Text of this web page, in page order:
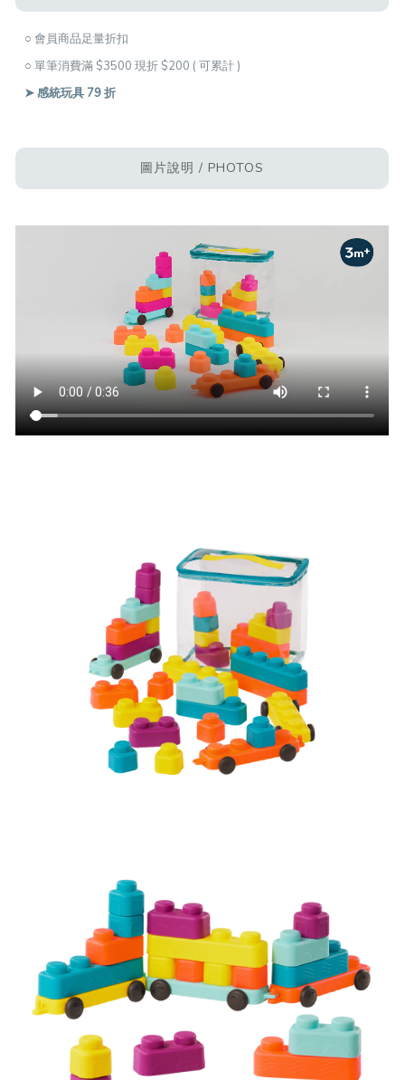
○ 會員商品足量折扣
○ 單筆消費滿 $3500 現折 $200 ( 可累計 )
➤ 感統玩具 79 折
圖片說明 / PHOTOS